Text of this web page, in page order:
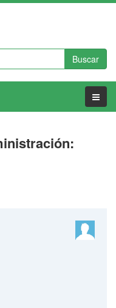
Buscar
Menu